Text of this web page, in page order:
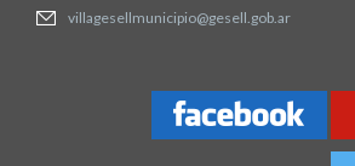
villagesellmunicipio@gesell.gob.ar